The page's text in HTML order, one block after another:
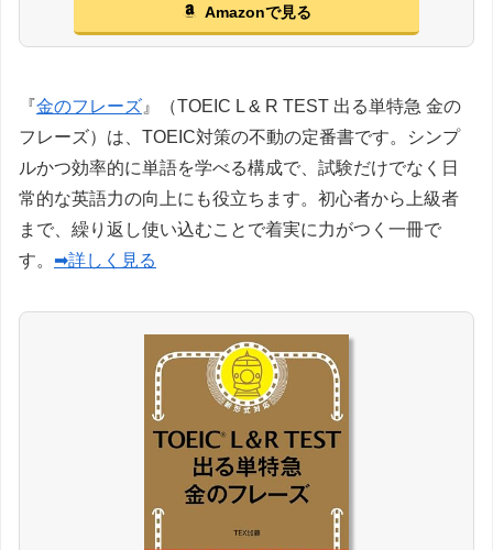
Amazonで見る
『金のフレーズ 』（TOEIC L & R TEST 出る単特急 金の
フレーズ）は、TOEIC対策の不動の定番書です。シンプ
ルかつ効率的に単語を学べる構成で、試験だけでなく日
常的な英語力の向上にも役立ちます。初心者から上級者
まで、繰り返し使い込むことで着実に力がつく一冊で
す。 ➡詳しく見る